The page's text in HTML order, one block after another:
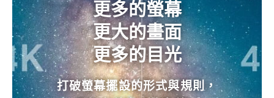
更多的螢幕
更大的畫面
更多的目光
打破螢幕擺設的形式與規則，